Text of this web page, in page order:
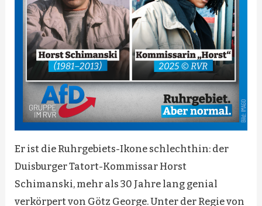
Er ist die Ruhrgebiets-Ikone schlechthin: der
Duisburger Tatort-Kommissar Horst
Schimanski, mehr als 30 Jahre lang genial
verkörpert von Götz George. Unter der Regie von